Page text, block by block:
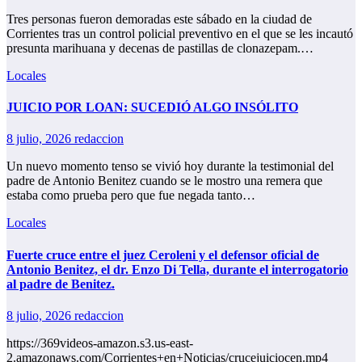
Tres personas fueron demoradas este sábado en la ciudad de
Corrientes tras un control policial preventivo en el que se les incautó
presunta marihuana y decenas de pastillas de clonazepam.…
Locales
JUICIO POR LOAN: SUCEDIÓ ALGO INSÓLITO
8 julio, 2026 redaccion
Un nuevo momento tenso se vivió hoy durante la testimonial del
padre de Antonio Benitez cuando se le mostro una remera que
estaba como prueba pero que fue negada tanto…
Locales
Fuerte cruce entre el juez Ceroleni y el defensor oficial de
Antonio Benitez, el dr. Enzo Di Tella, durante el interrogatorio
al padre de Benitez.
8 julio, 2026 redaccion
https://369videos-amazon.s3.us-east-
2.amazonaws.com/Corrientes+en+Noticias/crucejuiciocen.mp4